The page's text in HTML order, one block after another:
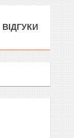
ВІДГУКИ